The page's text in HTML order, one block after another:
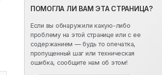
ПОМОГЛА ЛИ ВАМ ЭТА СТРАНИЦА?
Если вы обнаружили какую-либо
проблему на этой странице или с ее
содержанием — будь то опечатка,
пропущенный шаг или техническая
ошибка, сообщите нам об этом!